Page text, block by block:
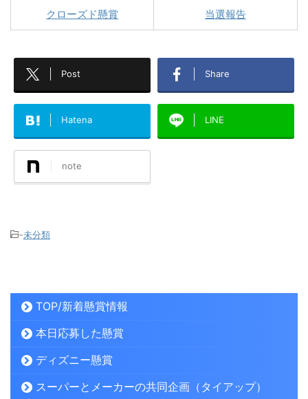
クローズド懸賞 当選報告
Post Share
Hatena LINE
note
-未分類
TOP/新着懸賞情報
本日応募した懸賞
ディズニー懸賞
スーパーとメーカーの共同企画（タイアップ）